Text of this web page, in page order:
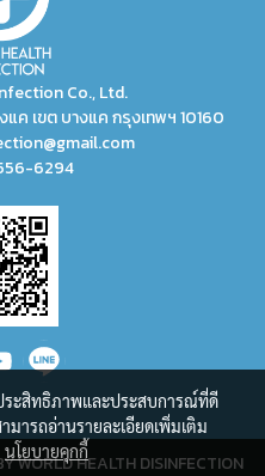
Co., Ltd.
ค เขต บางแค กรุงเทพฯ 10160
6294
WORLD HEALTH DISINFECTION
ระสิทธิภาพและประสบการณ์ที่ดี
มารถอ่านรายละเอียดเพิ่มเติม
นโยบายคุกกี้